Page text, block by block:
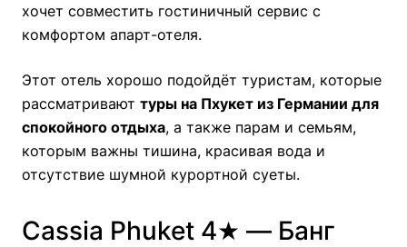
хочет совместить гостиничный сервис с
комфортом апарт-отеля.
Этот отель хорошо подойдёт туристам, которые
рассматривают туры на Пхукет из Германии для
спокойного отдыха, а также парам и семьям,
которым важны тишина, красивая вода и
отсутствие шумной курортной суеты.
Cassia Phuket 4★ — Банг